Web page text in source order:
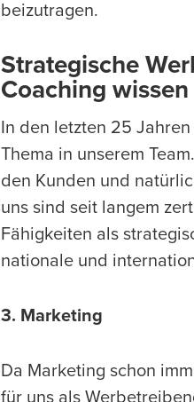
beizutragen.
Strategische
Coaching wissen
In den letzten 25
Thema in unserem
den Kunden und
uns sind seit langem
Fähigkeiten als
nationale und
3. Marketing
Da Marketing schon
für uns als